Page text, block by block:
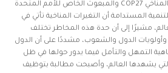
اتفاقية الأمم المتحدة للتغير المناخي COP27 والمبعوث الخاص للأمم المتحدة
بتمويل أجندة 2030 للتنمية المستدامة أن التغيرات المناخية تأتي في
مشيرًا إلى أن حدة هذه المخاطر تختلف
وأولويات الدول والشعوب، مشددًا على أن الدول
التمهل والتأمل فيما يدور حولها في ظل
التي يشهدها العالم، وأصبحت مطالبة بتوظيف